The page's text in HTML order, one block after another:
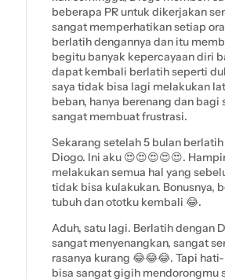
beberapa PR untuk dikerjakan
sangat memperhatikan setiap
berlatih dengannya dan itu
begitu banyak kepercayaan diri
dapat kembali berlatih seperti
saya tidak bisa lagi melakukan
beban, hanya berenang dan bagi
sangat membuat frustrasi.
Sekarang setelah 5 bulan
Diogo. Ini aku 😍😍😍😍😍.
melakukan semua hal yang
tidak bisa kulakukan. Bonusnya,
tubuh dan ototku kembali 😂.
Aduh, satu lagi. Berlatih dengan
sangat menyenangkan, sangat
rasanya kurang 😂😂😂. Tapi
bisa sangat gigih mendorongmu